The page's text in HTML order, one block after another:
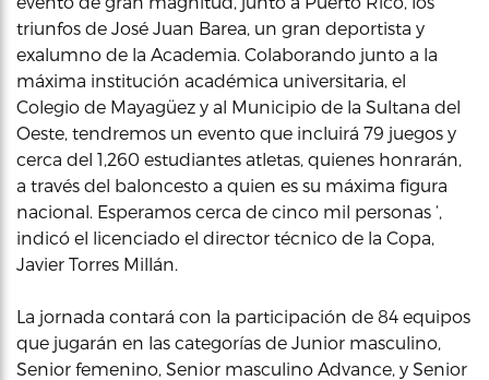
triunfos de José Juan Barea, un gran deportista y
exalumno de la Academia. Colaborando junto a la
máxima institución académica universitaria, el
Colegio de Mayagüez y al Municipio de la Sultana del
Oeste, tendremos un evento que incluirá 79 juegos y
cerca del 1,260 estudiantes atletas, quienes honrarán,
a través del baloncesto a quien es su máxima figura
nacional. Esperamos cerca de cinco mil personas ‘,
indicó el licenciado el director técnico de la Copa,
Javier Torres Millán.
La jornada contará con la participación de 84 equipos
que jugarán en las categorías de Junior masculino,
Senior femenino, Senior masculino Advance, y Senior